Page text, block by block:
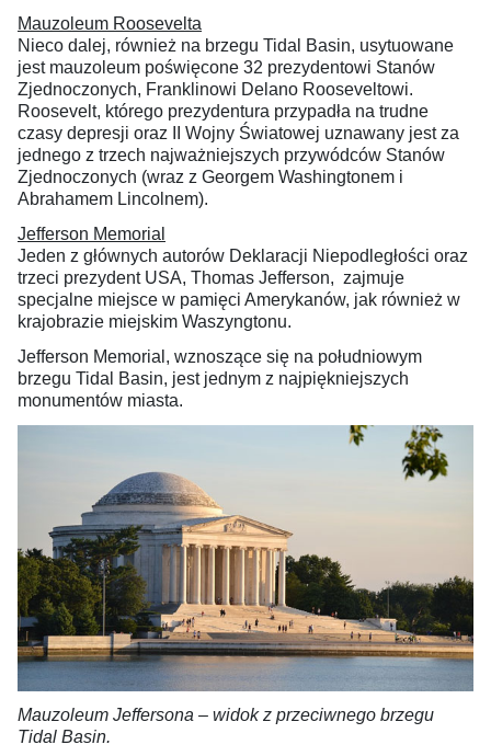
Mauzoleum Roosevelta
Nieco dalej, również na brzegu Tidal Basin, usytuowane
jest mauzoleum poświęcone 32 prezydentowi Stanów
Zjednoczonych, Franklinowi Delano Rooseveltowi.
Roosevelt, którego prezydentura przypadła na trudne
czasy depresji oraz II Wojny Światowej uznawany jest za
jednego z trzech najważniejszych przywódców Stanów
Zjednoczonych (wraz z Georgem Washingtonem i
Abrahamem Lincolnem).
Jefferson Memorial
Jeden z głównych autorów Deklaracji Niepodległości oraz
trzeci prezydent USA, Thomas Jefferson, zajmuje
specjalne miejsce w pamięci Amerykanów, jak również w
krajobrazie miejskim Waszyngtonu.
Jefferson Memorial, wznoszące się na południowym
brzegu Tidal Basin, jest jednym z najpiękniejszych
monumentów miasta.
Mauzoleum Jeffersona – widok z przeciwnego brzegu
Tidal Basin.